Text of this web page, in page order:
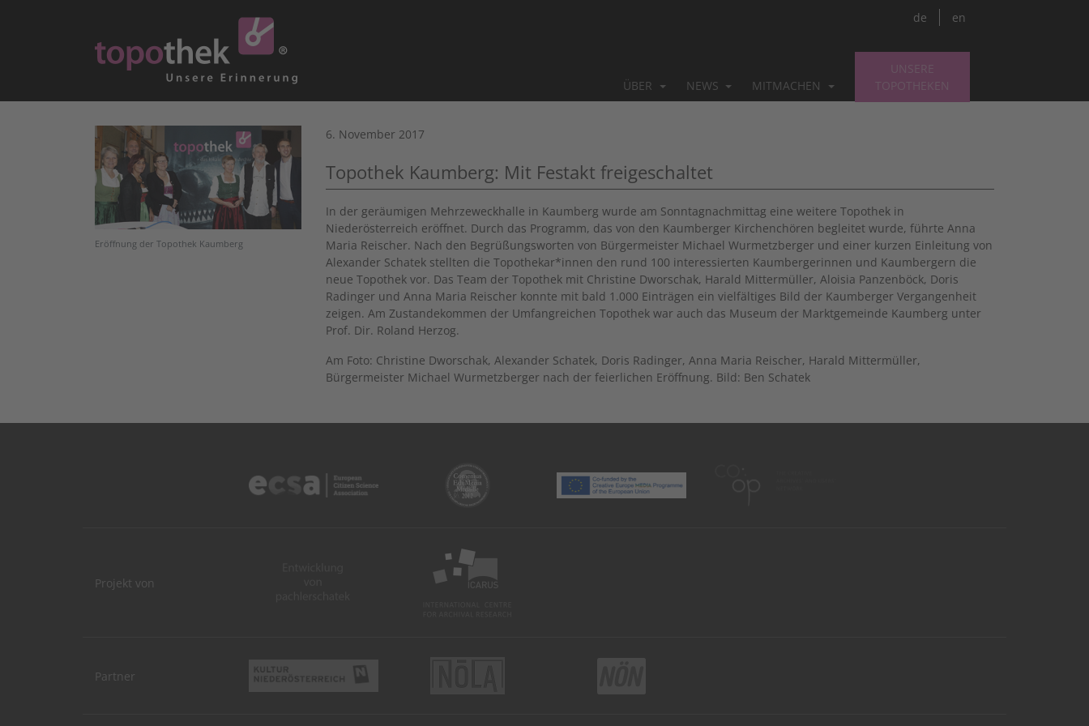
ÜBER NEWS MITMACHEN
UNSERE
TOPOTHEKEN
de en
Eröffnung der Topothek Kaumberg
6. November 2017
Topothek Kaumberg: Mit Festakt freigeschaltet
In der geräumigen Mehrzeweckhalle in Kaumberg wurde am Sonntagnachmittag eine weitere Topothek in
Niederösterreich eröffnet. Durch das Programm, das von den Kaumberger Kirchenchören begleitet wurde, führte Anna
Maria Reischer. Nach den Begrüßungsworten von Bürgermeister Michael Wurmetzberger und einer kurzen Einleitung von
Alexander Schatek stellten die Topothekar*innen den rund 100 interessierten Kaumbergerinnen und Kaumbergern die
neue Topothek vor. Das Team der Topothek mit Christine Dworschak, Harald Mittermüller, Aloisia Panzenböck, Doris
Radinger und Anna Maria Reischer konnte mit bald 1.000 Einträgen ein vielfältiges Bild der Kaumberger Vergangenheit
zeigen. Am Zustandekommen der Umfangreichen Topothek war auch das Museum der Marktgemeinde Kaumberg unter
Prof. Dir. Roland Herzog.
Am Foto: Christine Dworschak, Alexander Schatek, Doris Radinger, Anna Maria Reischer, Harald Mittermüller,
Bürgermeister Michael Wurmetzberger nach der feierlichen Eröffnung. Bild: Ben Schatek
Projekt von
Partner